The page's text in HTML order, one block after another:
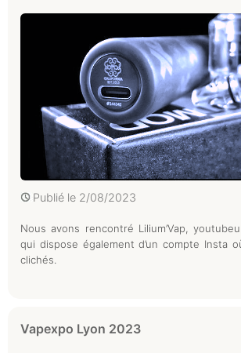
Publié le 2/08/2023
Nous avons rencontré Lilium’Vap,
qui dispose également d’un compte Insta
clichés.
Vapexpo Lyon 2023